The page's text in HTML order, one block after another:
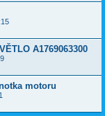
A1769063300
motoru